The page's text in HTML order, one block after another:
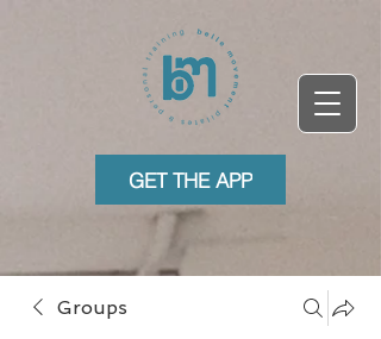
GET THE APP
Groups